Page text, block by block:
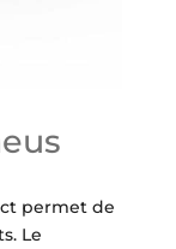
permet de
Le